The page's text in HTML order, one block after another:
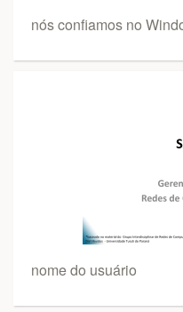
nós confiamos no
nome do usuário